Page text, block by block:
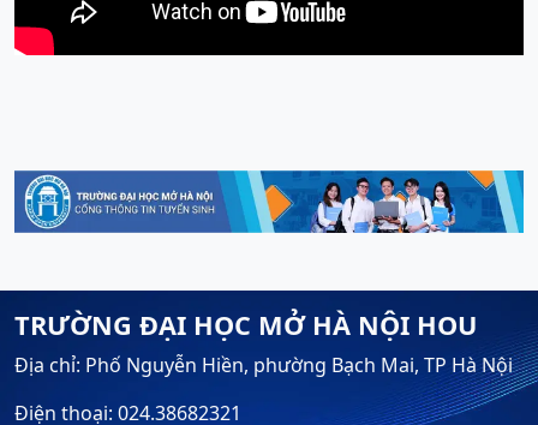
TRƯỜNG ĐẠI HỌC MỞ HÀ NỘI HOU
Địa chỉ: Phố Nguyễn Hiền, phường Bạch Mai, TP Hà Nội
Điện thoại: 024.38682321